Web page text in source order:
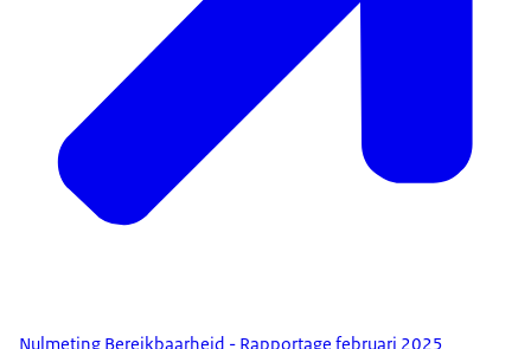
Nulmeting Bereikbaarheid - Rapportage februari 2025